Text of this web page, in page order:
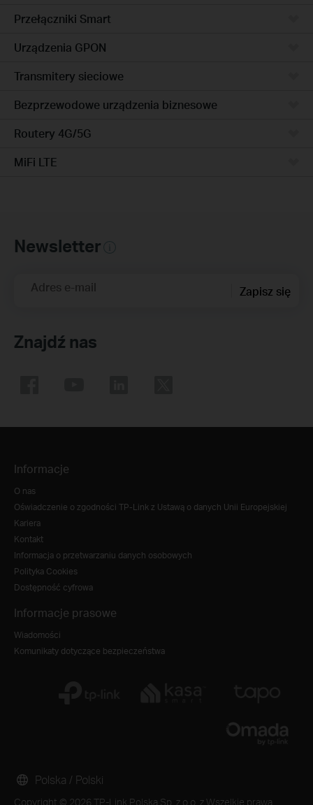
Przełączniki Smart
Urządzenia GPON
Transmitery sieciowe
Bezprzewodowe urządzenia biznesowe
Routery 4G/5G
MiFi LTE
Newsletter
Adres e-mail Zapisz się
Znajdź nas
Informacje
O nas
Oświadczenie o zgodności TP-Link z Ustawą o danych Unii Europejskiej
Kariera
Kontakt
Informacja o przetwarzaniu danych osobowych
Polityka Cookies
Dostępność cyfrowa
Informacje prasowe
Wiadomości
Komunikaty dotyczące bezpieczeństwa
Copyright © 2026 TP-Link Polska Sp. z o.o. z Wszelkie prawa
Polska / Polski